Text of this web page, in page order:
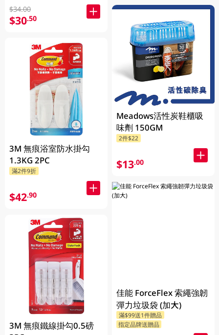
$34.00
$30.50
3M 無痕浴室防水掛勾
1.3KG 2PC
滿2件9折
$42.90
3M 無痕鐵線掛勾0.5磅
Meadows活性炭鞋櫃吸
味劑 150GM
2件$22
$13.00
佳能 ForceFlex 索繩強韌
彈力垃圾袋 (加大)
滿$99送1件贈品
指定品牌送贈品